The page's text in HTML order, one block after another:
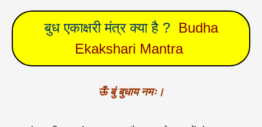
बुध एकाक्षरी मंत्र क्या है ? Budha
Ekakshari Mantra
ऊँ बुं बुधाय नमः।